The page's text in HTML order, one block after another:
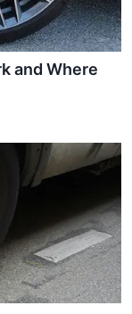
and Where